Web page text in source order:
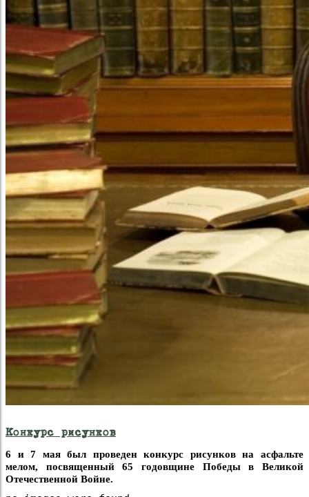
Конкурс рисунков
6 и 7 мая был проведен конкурс рисунков на асфальте
мелом, посвященный 65 годовщине Победы в Великой
Отечественной Войне.